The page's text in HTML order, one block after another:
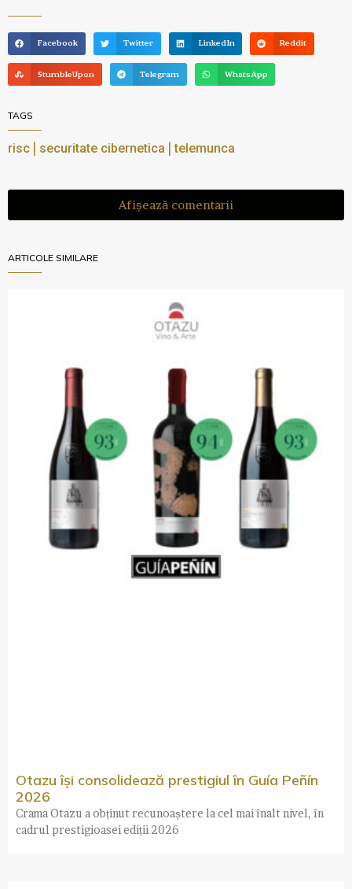
Facebook Twitter LinkedIn Reddit
StumbleUpon Telegram WhatsApp
TAGS
risc securitate cibernetica |telemunca
Afișează comentarii
ARTICOLE SIMILARE
Otazu își consolidează prestigiul în Guía Peñín
2026
Crama Otazu a obținut recunoaștere la cel mai înalt nivel, în
cadrul prestigioasei ediții 2026